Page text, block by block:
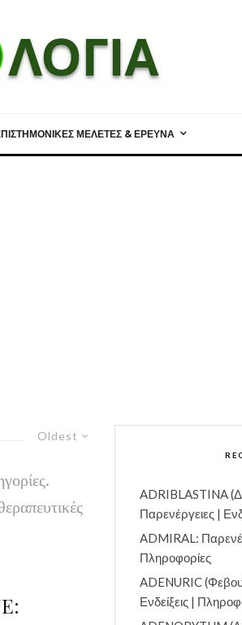
ΜΕΛΕΤΕΣ & ΕΡΕΥΝΑ
Oldest
ADRIBLASTINA
Παρενέργειες |
ADMIRAL:
Πληροφορίες
ADENURIC
Ενδείξεις |